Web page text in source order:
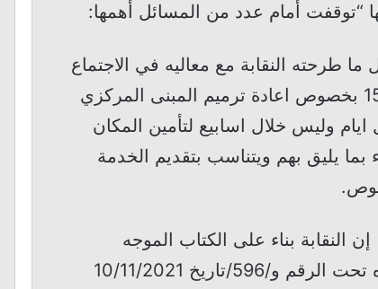
“توقفت أمام عدد من المسائل أهمها:
طرحته النقابة مع معاليه في الاجتماع
الذي عقد في وزارة الطاقة بتاريخ 15/11/2021 بخصوص اعادة ترميم المبنى المركزي
ايام وليس خلال اسابيع لتأمين المكان
يليق بهم ويتناسب بتقديم الخدمة
بناء على الكتاب الموجه
للمؤسسة من قبل معالي وزير الطاقة والمياه تحت الرقم و/596/تاريخ 10/11/2021